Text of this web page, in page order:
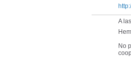
A
No